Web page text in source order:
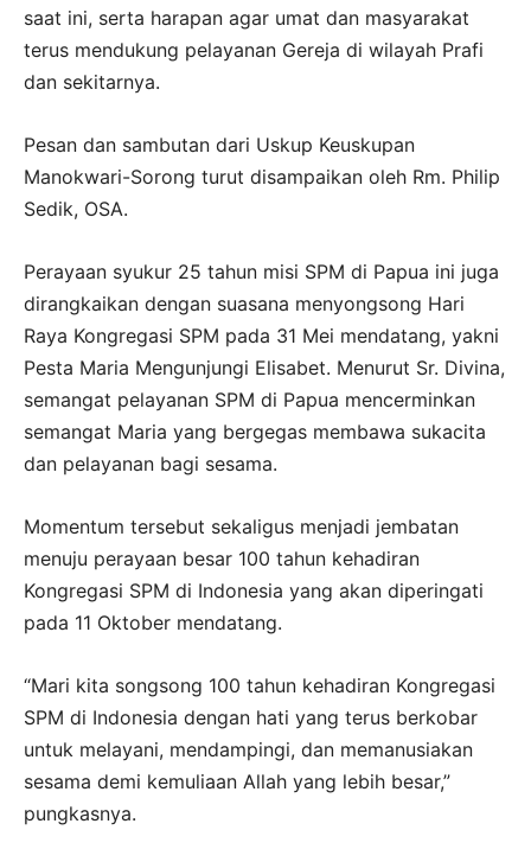
saat ini, serta harapan agar umat dan masyarakat
terus mendukung pelayanan Gereja di wilayah Prafi
dan sekitarnya.
Pesan dan sambutan dari Uskup Keuskupan
Manokwari-Sorong turut disampaikan oleh Rm. Philip
Sedik, OSA.
Perayaan syukur 25 tahun misi SPM di Papua ini juga
dirangkaikan dengan suasana menyongsong Hari
Raya Kongregasi SPM pada 31 Mei mendatang, yakni
Pesta Maria Mengunjungi Elisabet. Menurut Sr. Divina,
semangat pelayanan SPM di Papua mencerminkan
semangat Maria yang bergegas membawa sukacita
dan pelayanan bagi sesama.
Momentum tersebut sekaligus menjadi jembatan
menuju perayaan besar 100 tahun kehadiran
Kongregasi SPM di Indonesia yang akan diperingati
pada 11 Oktober mendatang.
“Mari kita songsong 100 tahun kehadiran Kongregasi
SPM di Indonesia dengan hati yang terus berkobar
untuk melayani, mendampingi, dan memanusiakan
sesama demi kemuliaan Allah yang lebih besar,”
pungkasnya.